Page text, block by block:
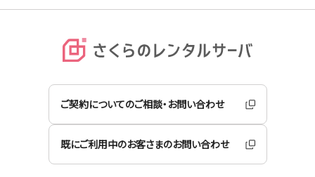
ご契約についてのご相談・お問い合わせ
既にご利用中のお客さまのお問い合わせ